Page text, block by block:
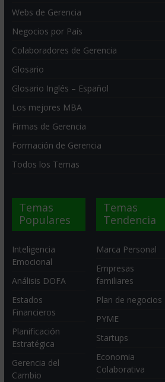
Webs de Gerencia
Negocios por País
Colaboradores de Gerencia
Glosario
Glosario Inglés – Español
Los mejores MBA
Firmas de Gerencia
Formación de Gerencia
Todos los Temas
Temas
Populares
Inteligencia
Emocional
Análisis DOFA
Estados
Financieros
Planificación
Estratégica
Gerencia del
Cambio
Temas
Tendencia
Marca Personal
Empresas
familiares
Plan de negocios
PYME
Startups
Economia
Colaborativa